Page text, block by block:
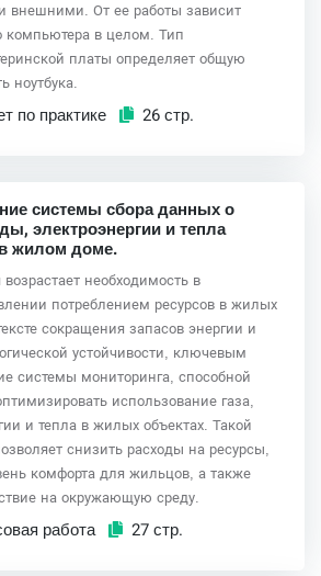
внешними. От ее работы зависит
компьютера в целом. Тип
платы определяет общую
ноутбука.
по практике 26 стр.
системы сбора данных о
электроэнергии и тепла
жилом доме.
необходимость в
потреблением ресурсов в жилых
сокращения запасов энергии и
устойчивости, ключевым
системы мониторинга, способной
использование газа,
и тепла в жилых объектах. Такой
снизить расходы на ресурсы,
комфорта для жильцов, а также
на окружающую среду.
работа 27 стр.